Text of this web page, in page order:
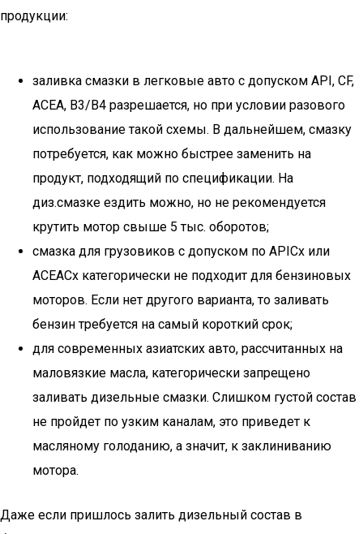
продукции:
заливка смазки в легковые авто с допуском API, CF,
ACEA, B3/B4 разрешается, но при условии разового
использование такой схемы. В дальнейшем, смазку
потребуется, как можно быстрее заменить на
продукт, подходящий по спецификации. На
диз.смазке ездить можно, но не рекомендуется
крутить мотор свыше 5 тыс. оборотов;
смазка для грузовиков с допуском по APICx или
ACEACx категорически не подходит для бензиновых
моторов. Если нет другого варианта, то заливать
бензин требуется на самый короткий срок;
для современных азиатских авто, рассчитанных на
маловязкие масла, категорически запрещено
заливать дизельные смазки. Слишком густой состав
не пройдет по узким каналам, это приведет к
масляному голоданию, а значит, к заклиниванию
мотора.
Даже если пришлось залить дизельный состав в